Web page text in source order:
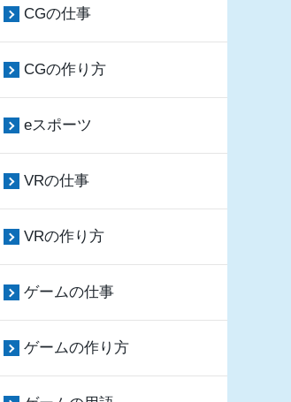
CGの仕事
CGの作り方
eスポーツ
VRの仕事
VRの作り方
ゲームの仕事
ゲームの作り方